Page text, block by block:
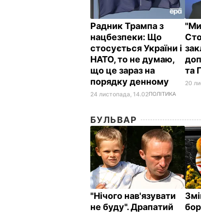
Радник Трампа з
нацбезпеки: Що
стосується України і
НАТО, то не думаю,
що це зараз на
порядку денному
24 листопада, 14.02ПОЛІТИКА
"Ми
та
20
БУЛЬВАР
"Нічого нав'язувати
не буду". Драпатий